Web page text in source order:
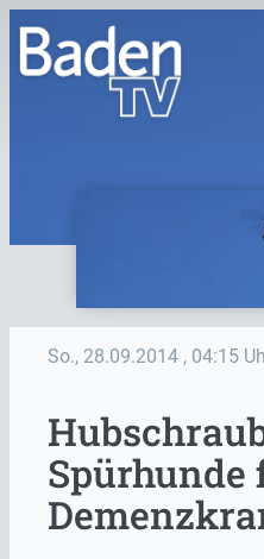
So., 28.09.2014 , 04:15
Spürhunde